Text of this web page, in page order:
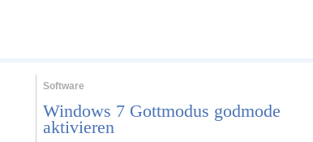
Software
Windows 7 Gottmodus godmode
aktivieren